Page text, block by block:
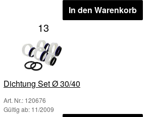
In den Warenkorb
13
Dichtung Set Ø 30/40
Art. Nr.: 120676
Gültig ab: 11/2009